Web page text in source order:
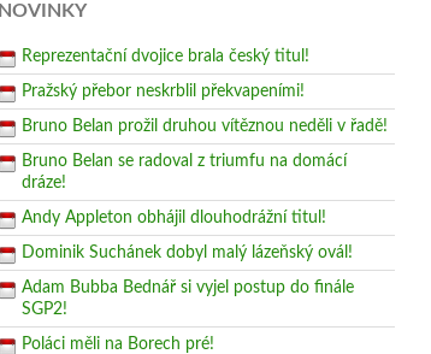
NOVINKY
Reprezentační dvojice brala český titul!
Pražský přebor neskrblil překvapeními!
Bruno Belan prožil druhou vítěznou neděli v řadě!
Bruno Belan se radoval z triumfu na domácí
dráze!
Andy Appleton obhájil dlouhodrážní titul!
Dominik Suchánek dobyl malý lázeňský ovál!
Adam Bubba Bednář si vyjel postup do finále
SGP2!
Poláci měli na Borech pré!